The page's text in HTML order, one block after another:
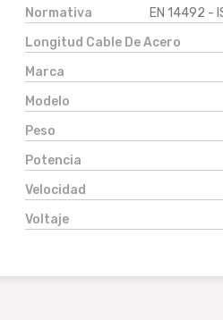
Normativa
EN 14492 -
Longitud Cable De Acero
Marca
Modelo
Peso
Potencia
Velocidad
Voltaje